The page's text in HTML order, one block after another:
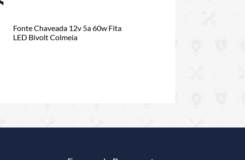
Fonte Chaveada 12v 5a 60w Fita
LED Bivolt Colmeia